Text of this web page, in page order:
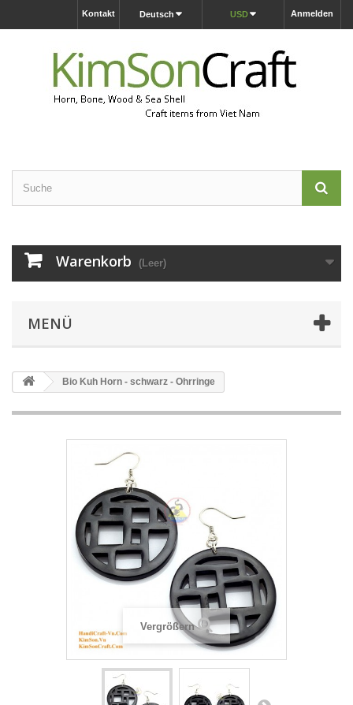
Anmelden
USD
Deutsch
Kontakt
Warenkorb (Leer)
MENÜ
Bio Kuh Horn - schwarz - Ohrringe
Vergrößern